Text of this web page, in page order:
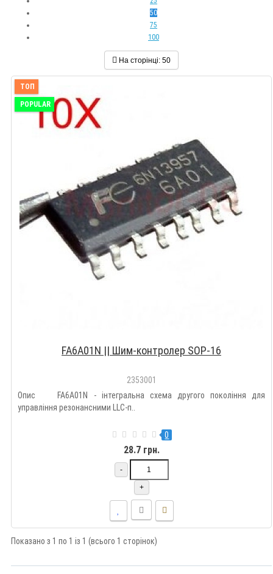
50
75
100
На сторінці: 50
ТОП
POPULAR
FA6A01N || Шим-контролер SOP-16
2353001
Опис FA6A01N - інтегральна схема другого покоління для
управління резонансними LLC-п..
0
28.7 грн.
-
+
Показано з 1 по 1 із 1 (всього 1 сторінок)